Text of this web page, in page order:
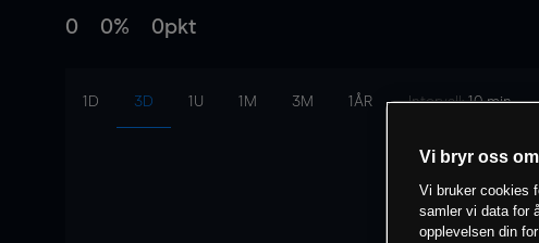
0 0% 0pkt
1D 3D 1U 1M 3M 1ÅR Intervall:10 min
Vi bryr oss
Vi bruker cookies
samler vi data for
opplevelsen din